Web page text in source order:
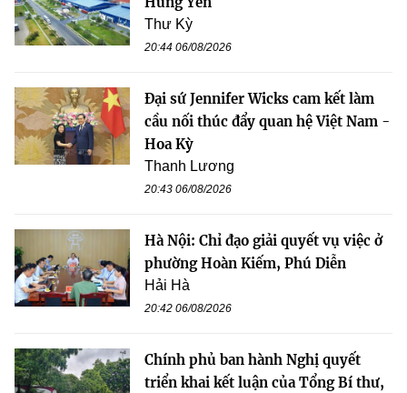
Thư Kỳ
20:44 06/08/2026
Đại sứ Jennifer Wicks cam kết làm
cầu nối thúc đẩy quan hệ Việt Nam -
Hoa Kỳ
Thanh Lương
20:43 06/08/2026
Hà Nội: Chỉ đạo giải quyết vụ việc ở
phường Hoàn Kiếm, Phú Diễn
Hải Hà
20:42 06/08/2026
Chính phủ ban hành Nghị quyết
triển khai kết luận của Tổng Bí thư,